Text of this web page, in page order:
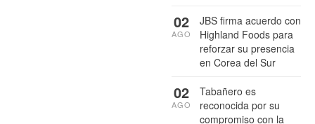
JBS firma acuerdo con
Highland Foods para
reforzar su presencia
en Corea del Sur
02
AGO
Tabañero es
reconocida por su
compromiso con la
02
AGO